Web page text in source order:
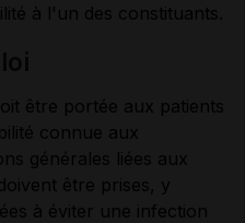
à l'un des constituants.
être portée aux patients
connue aux
générales liées aux
être prises, y
à éviter une infection